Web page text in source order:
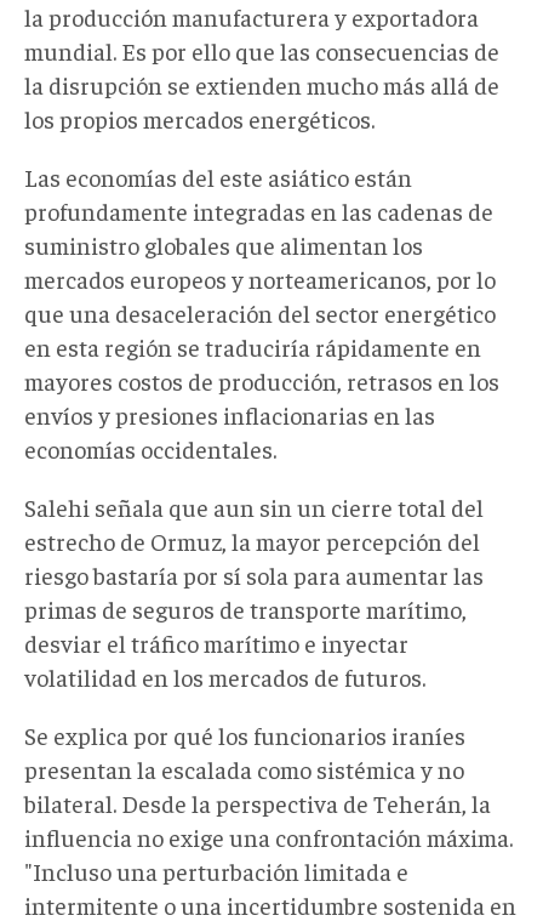
la producción manufacturera y exportadora
mundial. Es por ello que las consecuencias de
la disrupción se extienden mucho más allá de
los propios mercados energéticos.
Las economías del este asiático están
profundamente integradas en las cadenas de
suministro globales que alimentan los
mercados europeos y norteamericanos, por lo
que una desaceleración del sector energético
en esta región se traduciría rápidamente en
mayores costos de producción, retrasos en los
envíos y presiones inflacionarias en las
economías occidentales.
Salehi señala que aun sin un cierre total del
estrecho de Ormuz, la mayor percepción del
riesgo bastaría por sí sola para aumentar las
primas de seguros de transporte marítimo,
desviar el tráfico marítimo e inyectar
volatilidad en los mercados de futuros.
Se explica por qué los funcionarios iraníes
presentan la escalada como sistémica y no
bilateral. Desde la perspectiva de Teherán, la
influencia no exige una confrontación máxima.
"Incluso una perturbación limitada e
intermitente o una incertidumbre sostenida en